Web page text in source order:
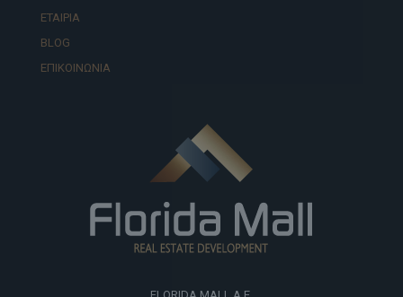
ΕΤΑΙΡΙΑ
BLOG
ΕΠΙΚΟΙΝΩΝΙΑ